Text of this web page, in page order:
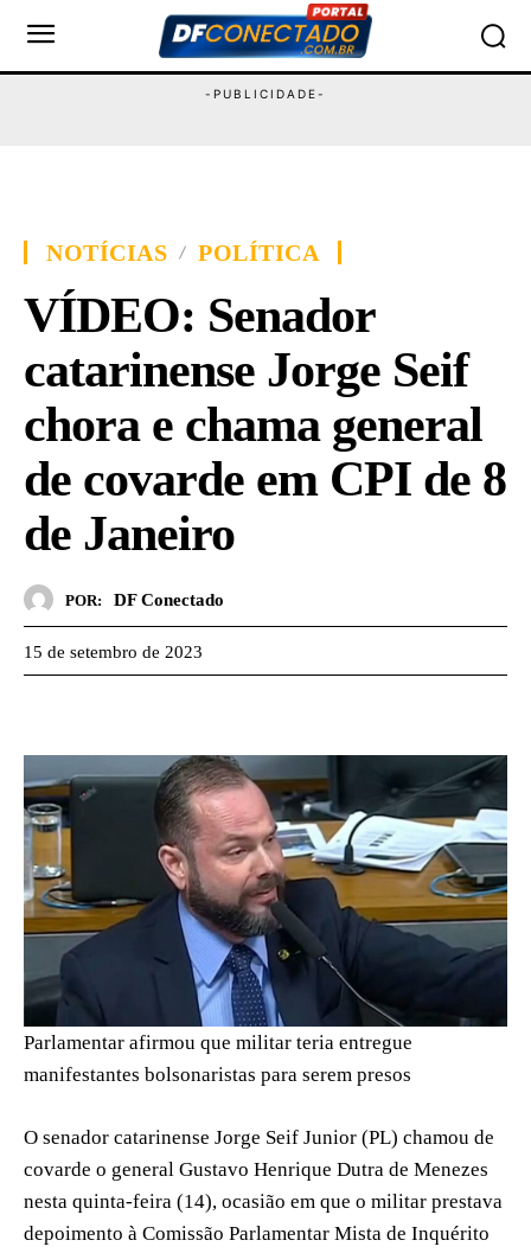
NOTÍCIAS POLÍTICA
VÍDEO: Senador
catarinense Jorge Seif
chora e chama general
de covarde em CPI de 8
de Janeiro
POR: DF Conectado
15 de setembro de 2023
Parlamentar afirmou que militar teria entregue
manifestantes bolsonaristas para serem presos
O senador catarinense Jorge Seif Junior (PL) chamou de
covarde o general Gustavo Henrique Dutra de Menezes
nesta quinta-feira (14), ocasião em que o militar prestava
depoimento à Comissão Parlamentar Mista de Inquérito